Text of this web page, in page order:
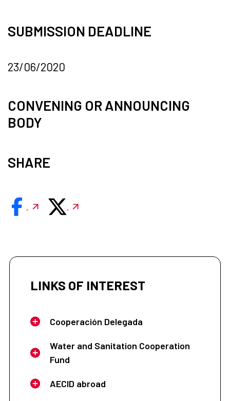
SUBMISSION DEADLINE
23/06/2020
CONVENING OR ANNOUNCING
BODY
SHARE
LINKS OF INTEREST
Cooperación Delegada
Water and Sanitation Cooperation
Fund
AECID abroad